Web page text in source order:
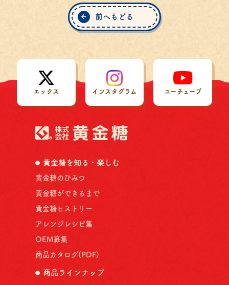
前へもどる
エックス インスタグラム ユーチューブ
黄金糖を知る・楽しむ
黄金糖のひみつ
黄金糖ができるまで
黄金糖ヒストリー
アレンジレシピ集
OEM募集
商品カタログ(PDF)
商品ラインナップ